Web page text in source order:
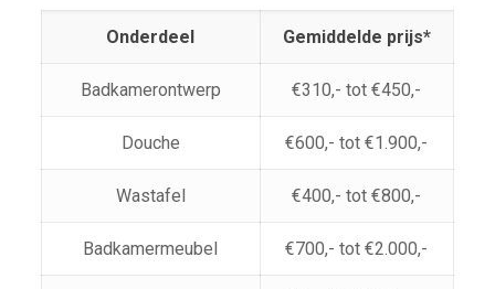
Onderdeel Gemiddelde prijs*
Badkamerontwerp €310,- tot €450,-
Douche €600,- tot €1.900,-
Wastafel €400,- tot €800,-
Badkamermeubel €700,- tot €2.000,-